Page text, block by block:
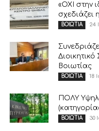
«ΟΧΙ στην
σχεδιάζει
ΒΟΙΩΤΙΑ 24
Βοιωτίας
ΒΟΙΩΤΙΑ 18
ΠΟΛΥ
ΒΟΙΩΤΙΑ 30